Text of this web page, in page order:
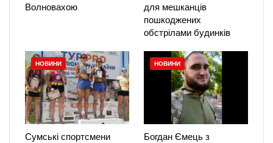
Волновахою
для мешканців
пошкоджених
обстрілами будинків
НОВИНИ
Сумські спортсмени
НОВИНИ
Богдан Ємець з